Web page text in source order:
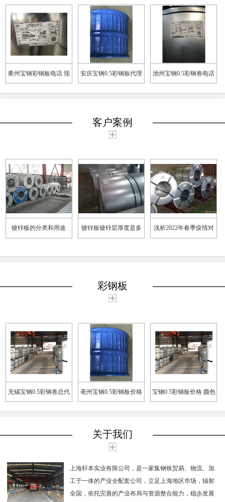
颜色定制 货供应
衢州宝钢彩钢板电话 现
货充足
安庆宝钢0.5彩钢板代理
质保十年起
池州宝钢0.5彩钢卷电话
规格多样
客户案例
镀锌板的分类和用途 镀锌板镀锌层厚度是多 浅析2022年春季疫情对
彩钢板
无锡宝钢0.5彩钢卷总代
理 加工定制
亳州宝钢0.5彩钢板价格
规格多样
宝钢0.5彩钢板价格 颜色
定制
关于我们
上海轩本实业有限公司，是一家集钢铁贸易、物流、加
工于一体的产业全配套公司，立足上海地区市场，辐射
全国，依托完善的产业布局与资源整合能力，稳步发展